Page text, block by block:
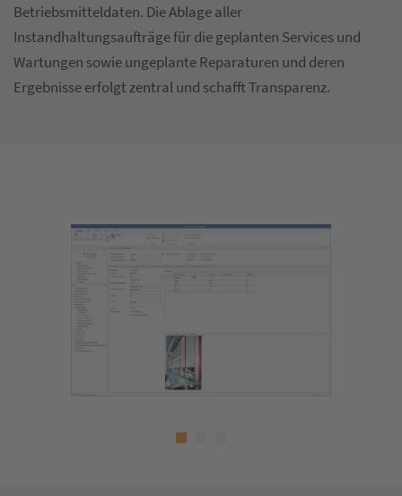
Betriebsmitteldaten. Die Ablage aller
Instandhaltungsaufträge für die geplanten Services und
Wartungen sowie ungeplante Reparaturen und deren
Ergebnisse erfolgt zentral und schafft Transparenz.